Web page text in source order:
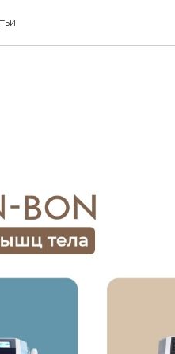
BTL: три